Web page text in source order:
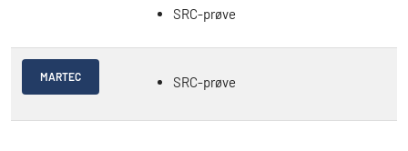
SRC-prøve
MARTEC SRC-prøve